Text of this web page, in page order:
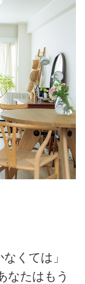
くては」
なたはもう